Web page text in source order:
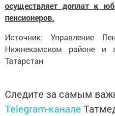
осуществляет доплат к
пенсионеров.
Источник: Управление
Нижнекамском районе и
Татарстан
Следите за самым
Telegram-канале